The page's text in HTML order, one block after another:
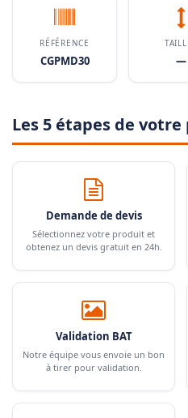
RÉFÉRENCE
CGPMD30 —
Les 5 étapes de
Demande de devis
Sélectionnez votre produit et
obtenez un devis gratuit en 24h.
Validation BAT
Notre équipe vous envoie un bon
à tirer pour validation.